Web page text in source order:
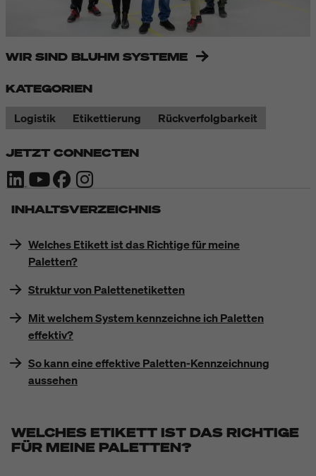
WIR SIND BLUHM SYSTEME
KATEGORIEN
Logistik
Etikettierung Rückverfolgbarkeit
JETZT CONNECTEN
INHALTSVERZEICHNIS
Welches Etikett ist das Richtige für meine
Paletten?
Struktur von Palettenetiketten
Mit welchem System kennzeichne ich Paletten
effektiv?
So kann eine effektive Paletten-Kennzeichnung
aussehen
WELCHES ETIKETT IST DAS RICHTIGE
FÜR MEINE PALETTEN?